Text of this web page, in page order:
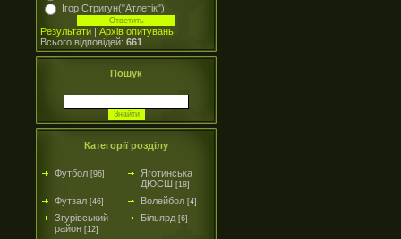
Ігор Стригун("Атлетік")
Результати | Архів опитувань
Всього відповідей: 661
Пошук
Категорії розділу
Футбол [96]
Яготинська
ДЮСШ [18]
Футзал [46] Волейбол [4]
Згурівський
район [12]
Більярд [6]